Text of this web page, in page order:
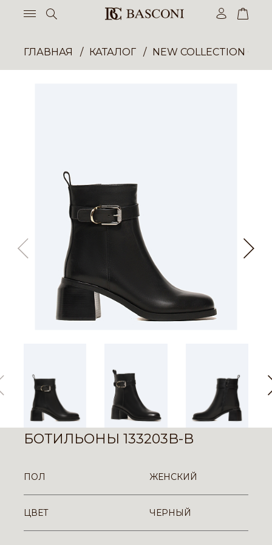
ГЛАВНАЯ КАТАЛОГ NEW COLLECTION
БОТИЛЬОНЫ 133203B-B
ПОЛ ЖЕНСКИЙ
ЦВЕТ ЧЕРНЫЙ